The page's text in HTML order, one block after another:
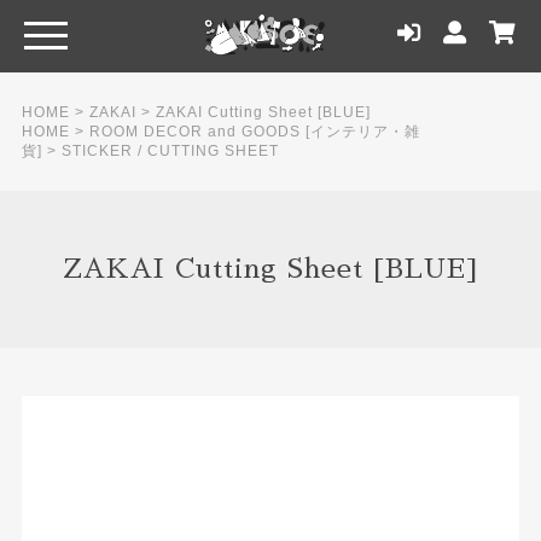
HOME > ZAKAI > ZAKAI Cutting Sheet [BLUE]
HOME > ROOM DECOR and GOODS [インテリア・雑
貨] > STICKER / CUTTING SHEET
ZAKAI Cutting Sheet [BLUE]